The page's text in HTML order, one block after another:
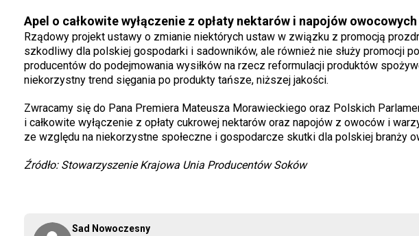
Sad Nowoczesny
Apel o całkowite wyłączenie z opłaty nektarów i napojów owocowych
Rządowy projekt ustawy o zmianie niektórych ustaw w związku z promocją
szkodliwy dla polskiej gospodarki i sadowników, ale również nie służy promocji
producentów do podejmowania wysiłków na rzecz reformulacji produktów
niekorzystny trend sięgania po produkty tańsze, niższej jakości.
Zwracamy się do Pana Premiera Mateusza Morawieckiego oraz Polskich
i całkowite wyłączenie z opłaty cukrowej nektarów oraz napojów z owoców i
ze względu na niekorzystne społeczne i gospodarcze skutki dla polskiej branży
Źródło: Stowarzyszenie Krajowa Unia Producentów Soków